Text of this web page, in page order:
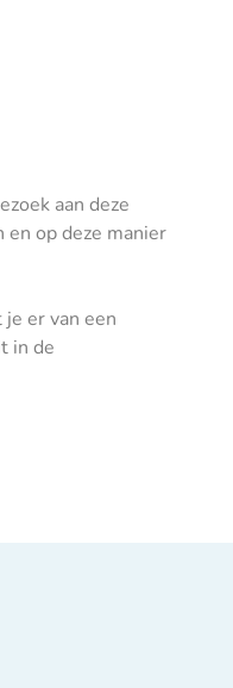
aan deze
op deze manier
er van een
in de